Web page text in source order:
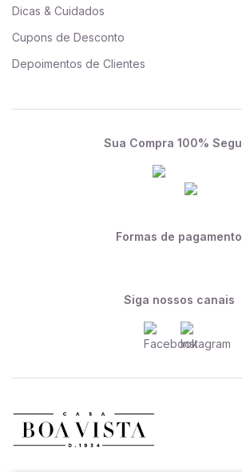
Dicas & Cuidados
Cupons de Desconto
Depoimentos de Clientes
Sua Compra 100%
Formas de pagamento
Siga nossos canais